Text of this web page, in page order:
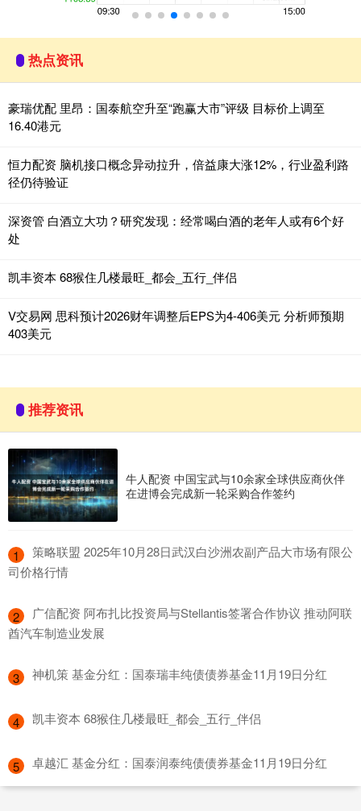
热点资讯
豪瑞优配 里昂：国泰航空升至“跑赢大市”评级 目标价上调至
16.40港元
恒力配资 脑机接口概念异动拉升，倍益康大涨12%，行业盈利路
径仍待验证
深资管 白酒立大功？研究发现：经常喝白酒的老年人或有6个好
处
凯丰资本 68猴住几楼最旺_都会_五行_伴侣
V交易网 思科预计2026财年调整后EPS为4-406美元 分析师预期
403美元
推荐资讯
牛人配资 中国宝武与10余家全球供应商伙伴
在进博会完成新一轮采购合作签约
1
​策略联盟 2025年10月28日武汉白沙洲农副产品大市场有限公
司价格行情
2
​广信配资 阿布扎比投资局与Stellantis签署合作协议 推动阿联
酋汽车制造业发展
3 ​神机策 基金分红：国泰瑞丰纯债债券基金11月19日分红
4 ​凯丰资本 68猴住几楼最旺_都会_五行_伴侣
5 ​卓越汇 基金分红：国泰润泰纯债债券基金11月19日分红